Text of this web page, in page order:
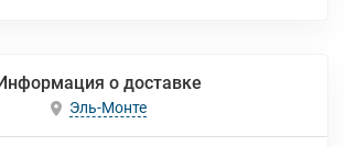
о доставке
Эль-Монте